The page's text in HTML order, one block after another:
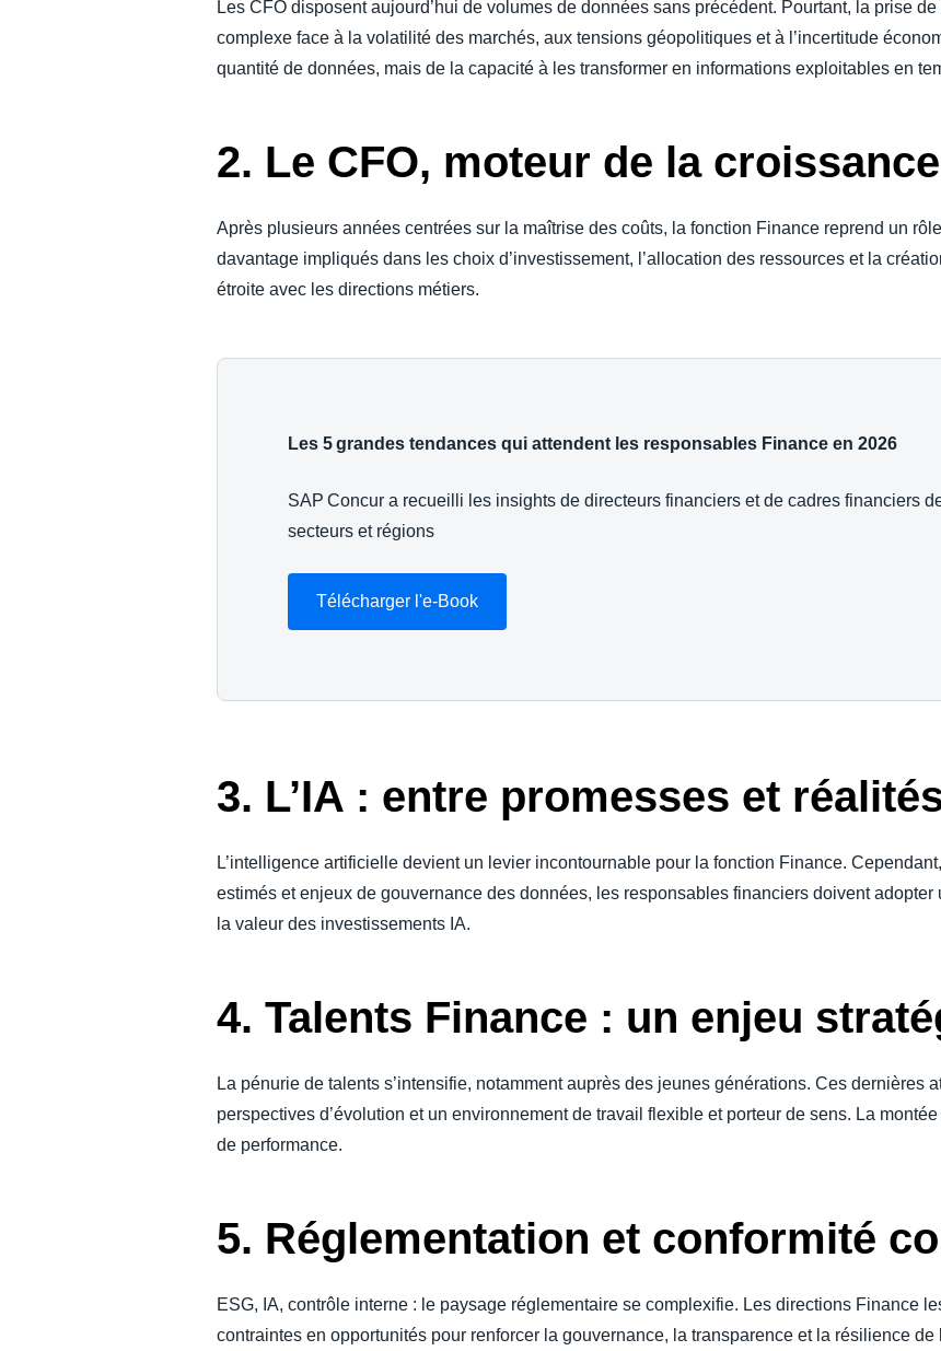
Les CFO disposent aujourd’hui de volumes de données sans précédent. Pourtant, la prise
complexe face à la volatilité des marchés, aux tensions géopolitiques et à l’incertitude
quantité de données, mais de la capacité à les transformer en informations exploitables en
2. Le CFO, moteur de la croissance
Après plusieurs années centrées sur la maîtrise des coûts, la fonction Finance reprend un
davantage impliqués dans les choix d’investissement, l’allocation des ressources et la
étroite avec les directions métiers.
Les 5 grandes tendances qui attendent les responsables Finance en 2026
SAP Concur a recueilli les insights de directeurs financiers et de cadres financiers
secteurs et régions
Télécharger l'e-Book
3. L’IA : entre promesses et
L’intelligence artificielle devient un levier incontournable pour la fonction Finance.
estimés et enjeux de gouvernance des données, les responsables financiers doivent
la valeur des investissements IA.
4. Talents Finance : un enjeu
La pénurie de talents s’intensifie, notamment auprès des jeunes générations. Ces dernières
perspectives d’évolution et un environnement de travail flexible et porteur de sens. La
de performance.
5. Réglementation et conformité
ESG, IA, contrôle interne : le paysage réglementaire se complexifie. Les directions Finance
contraintes en opportunités pour renforcer la gouvernance, la transparence et la résilience de